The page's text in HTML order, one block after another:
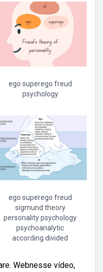
ego superego freud
psychology
ego superego freud
sigmund theory
personality psychology
psychoanalytic
according divided
Webnesse vídeo,